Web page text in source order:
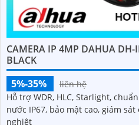
CAMERA IP 4MP DAHUA DH-
BLACK
5%-35%
liên hệ
Hỗ trợ WDR, HLC, Starlight,
nước IP67, bảo mật cao, giám
nghiệt